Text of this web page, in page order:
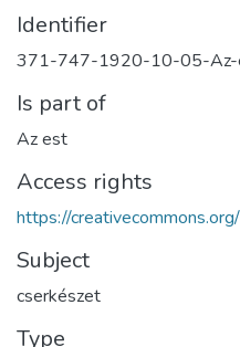
Identifier
371-747-1920-10-05-
Is part of
Az est
Access rights
https://
Subject
cserkészet
Type